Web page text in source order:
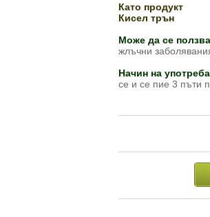
Като продукт
Кисел трън
Може да се
жлъчни
Начин на
се и се пие 3 пъти